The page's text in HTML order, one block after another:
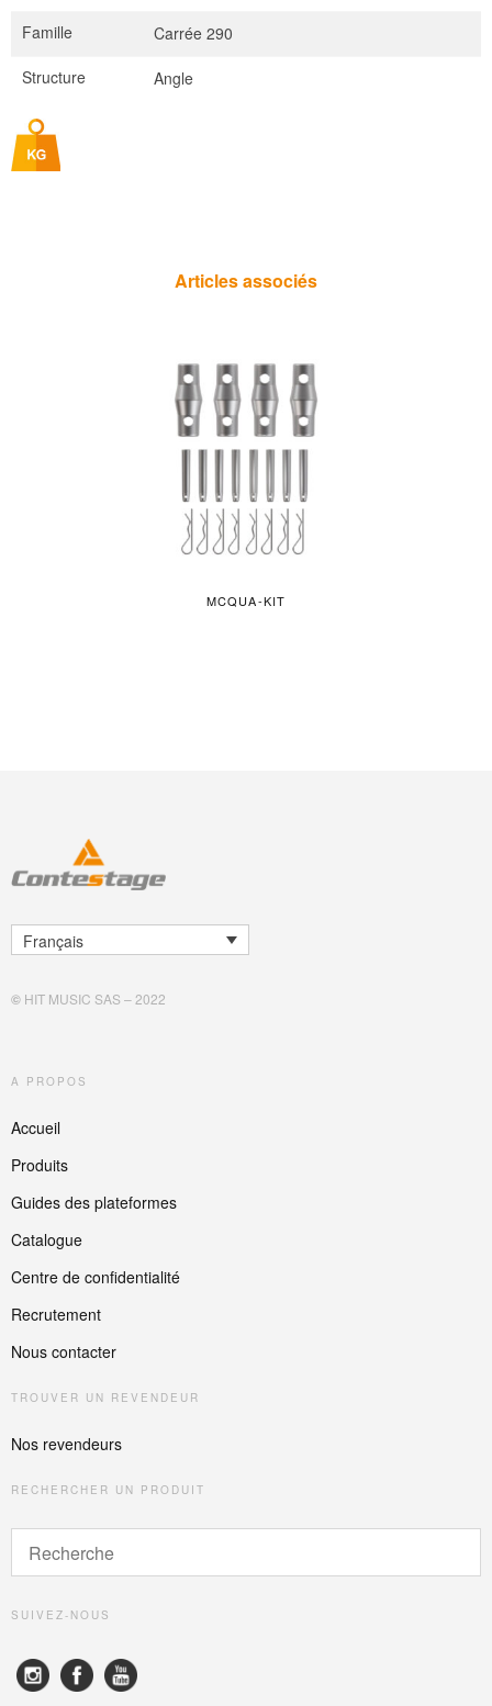
Famille
Carrée 290
Structure
Angle
Articles associés
MCQUA-KIT
Français
© HIT MUSIC SAS – 2022
A PROPOS
Accueil
Produits
Guides des plateformes
Catalogue
Centre de confidentialité
Recrutement
Nous contacter
TROUVER UN REVENDEUR
Nos revendeurs
RECHERCHER UN PRODUIT
SUIVEZ-NOUS